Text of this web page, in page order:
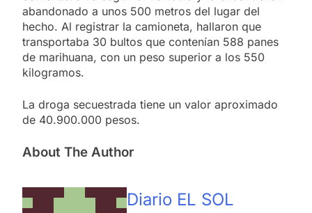
abandonado a unos 500 metros del lugar del
hecho. Al registrar la camioneta, hallaron que
transportaba 30 bultos que contenían 588 panes
de marihuana, con un peso superior a los 550
kilogramos.
La droga secuestrada tiene un valor aproximado
de 40.900.000 pesos.
About The Author
Diario EL SOL